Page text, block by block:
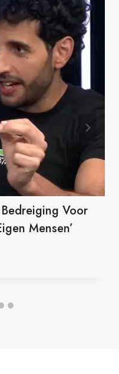
Voor
Mensen’